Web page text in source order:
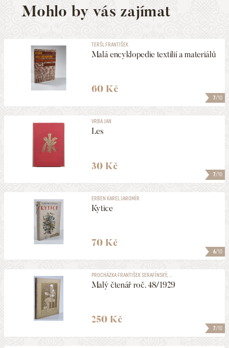
Mohlo by vás zajímat
7/10
TERŠL FRANTIŠEK
Malá encyklopedie textilií a materiálů
60 Kč
7/10
VRBA JAN
Les
30 Kč
6/10
ERBEN KAREL JAROMÍR
Kytice
70 Kč
7/10
PROCHÁZKA FRANTIŠEK SERAFÍNSKÝ, ...
Malý čtenář roč. 48/1929
250 Kč